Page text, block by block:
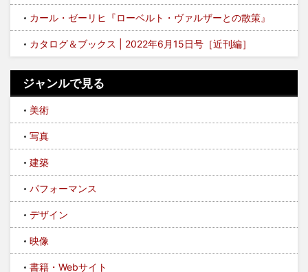
カール・ゼーリヒ『ローベルト・ヴァルザーとの散策』
カタログ＆ブックス | 2022年6月15日号［近刊編］
ジャンルで見る
美術
写真
建築
パフォーマンス
デザイン
映像
書籍・Webサイト